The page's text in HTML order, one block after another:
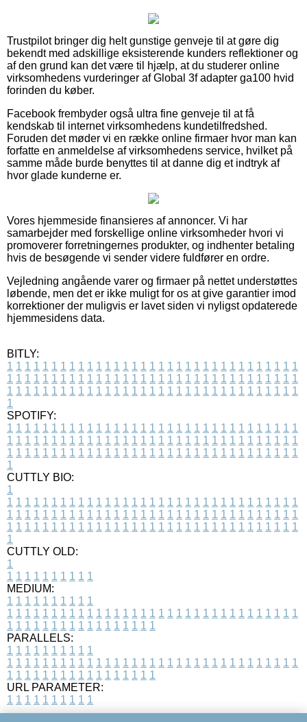
Trustpilot bringer dig helt gunstige genveje til at gøre dig
bekendt med adskillige eksisterende kunders reflektioner og
af den grund kan det være til hjælp, at du studerer online
virksomhedens vurderinger af Global 3f adapter ga100 hvid
forinden du køber.
Facebook frembyder også ultra fine genveje til at få
kendskab til internet virksomhedens kundetilfredshed.
Foruden det møder vi en række online firmaer hvor man kan
forfatte en anmeldelse af virksomhedens service, hvilket på
samme måde burde benyttes til at danne dig et indtryk af
hvor glade kunderne er.
Vores hjemmeside finansieres af annoncer. Vi har
samarbejder med forskellige online virksomheder hvori vi
promoverer forretningernes produkter, og indhenter betaling
hvis de besøgende vi sender videre fuldfører en ordre.
Vejledning angående varer og firmaer på nettet understøttes
løbende, men det er ikke muligt for os at give garantier imod
korrektioner der muligvis er lavet siden vi nyligst opdaterede
hjemmesidens data.
BITLY:
1 1 1 1 1 1 1 1 1 1 1 1 1 1 1 1 1 1 1 1 1 1 1 1 1 1 1 1 1 1 1 1 1
1 1 1 1 1 1 1 1 1 1 1 1 1 1 1 1 1 1 1 1 1 1 1 1 1 1 1 1 1 1 1 1 1
1 1 1 1 1 1 1 1 1 1 1 1 1 1 1 1 1 1 1 1 1 1 1 1 1 1 1 1 1 1 1 1 1
1
SPOTIFY:
1 1 1 1 1 1 1 1 1 1 1 1 1 1 1 1 1 1 1 1 1 1 1 1 1 1 1 1 1 1 1 1 1
1 1 1 1 1 1 1 1 1 1 1 1 1 1 1 1 1 1 1 1 1 1 1 1 1 1 1 1 1 1 1 1 1
1 1 1 1 1 1 1 1 1 1 1 1 1 1 1 1 1 1 1 1 1 1 1 1 1 1 1 1 1 1 1 1 1
1
CUTTLY BIO:
1
1 1 1 1 1 1 1 1 1 1 1 1 1 1 1 1 1 1 1 1 1 1 1 1 1 1 1 1 1 1 1 1 1
1 1 1 1 1 1 1 1 1 1 1 1 1 1 1 1 1 1 1 1 1 1 1 1 1 1 1 1 1 1 1 1 1
1 1 1 1 1 1 1 1 1 1 1 1 1 1 1 1 1 1 1 1 1 1 1 1 1 1 1 1 1 1 1 1 1
1
CUTTLY OLD:
1
1 1 1 1 1 1 1 1 1 1
MEDIUM:
1 1 1 1 1 1 1 1 1 1
1 1 1 1 1 1 1 1 1 1 1 1 1 1 1 1 1 1 1 1 1 1 1 1 1 1 1 1 1 1 1 1 1
1 1 1 1 1 1 1 1 1 1 1 1 1 1 1 1 1
PARALLELS:
1 1 1 1 1 1 1 1 1 1
1 1 1 1 1 1 1 1 1 1 1 1 1 1 1 1 1 1 1 1 1 1 1 1 1 1 1 1 1 1 1 1 1
1 1 1 1 1 1 1 1 1 1 1 1 1 1 1 1 1
URL PARAMETER:
1 1 1 1 1 1 1 1 1 1